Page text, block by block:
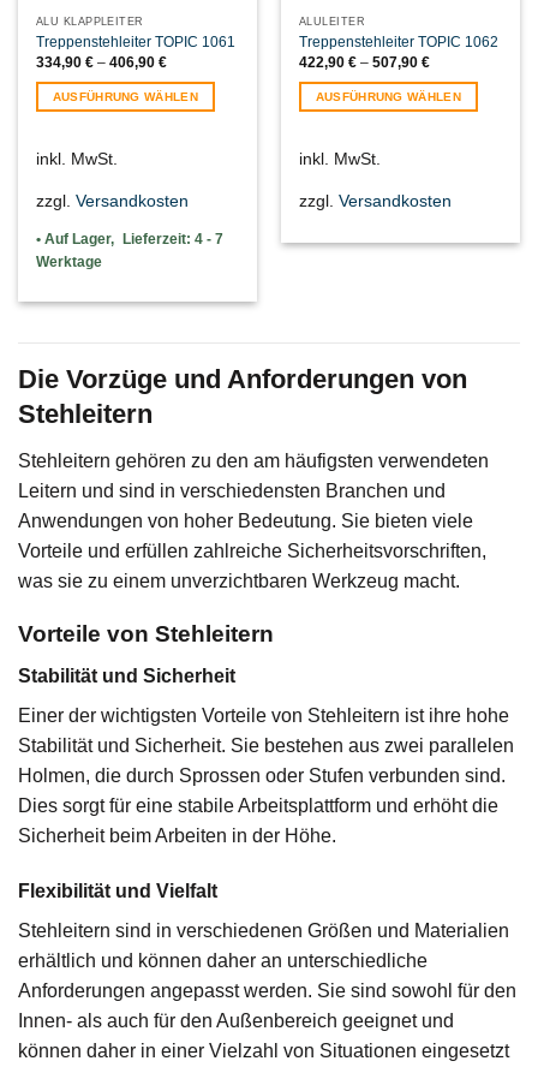
werden
werden
ALU KLAPPLEITER
Treppenstehleiter TOPIC 1061
334,90 €– 406,90 €
AUSFÜHRUNG WÄHLEN
weist
Varianten
auf.
Die
können
Produktseite
werden
inkl. MwSt.
zzgl. Versandkosten
Lieferzeit: 4 - 7
Werktage
ALULEITER
Treppenstehleiter TOPIC 1062
422,90 €– 507,90 €
AUSFÜHRUNG WÄHLEN
weist
Varianten
Produktseite
inkl. MwSt.
zzgl. Versandkosten
Die Vorzüge und Anforderungen von
Stehleitern
Stehleitern gehören zu den am häufigsten verwendeten
Leitern und sind in verschiedensten Branchen und
Anwendungen von hoher Bedeutung. Sie bieten viele
Vorteile und erfüllen zahlreiche Sicherheitsvorschriften,
was sie zu einem unverzichtbaren Werkzeug macht.
Vorteile von Stehleitern
Stabilität und Sicherheit
Einer der wichtigsten Vorteile von Stehleitern ist ihre hohe
Stabilität und Sicherheit. Sie bestehen aus zwei parallelen
Holmen, die durch Sprossen oder Stufen verbunden sind.
Dies sorgt für eine stabile Arbeitsplattform und erhöht die
Sicherheit beim Arbeiten in der Höhe.
Flexibilität und Vielfalt
Stehleitern sind in verschiedenen Größen und Materialien
erhältlich und können daher an unterschiedliche
Anforderungen angepasst werden. Sie sind sowohl für den
Innen- als auch für den Außenbereich geeignet und
können daher in einer Vielzahl von Situationen eingesetzt